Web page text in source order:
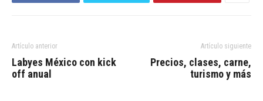
Artículo anterior
Labyes México con kick
off anual
Artículo siguiente
Precios, clases, carne,
turismo y más